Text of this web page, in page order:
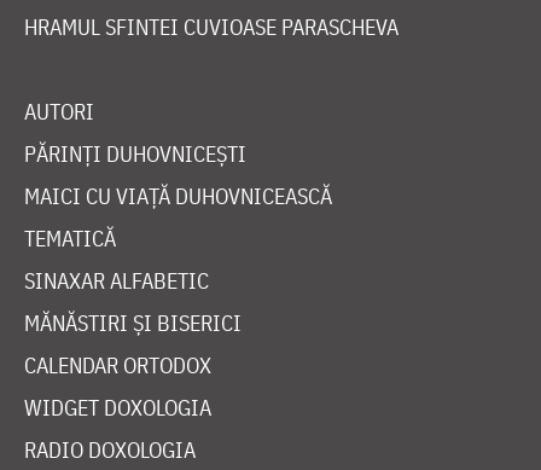
HRAMUL SFINTEI CUVIOASE PARASCHEVA
AUTORI
PĂRINȚI DUHOVNICEȘTI
MAICI CU VIAȚĂ DUHOVNICEASCĂ
TEMATICĂ
SINAXAR ALFABETIC
MĂNĂSTIRI ȘI BISERICI
CALENDAR ORTODOX
WIDGET DOXOLOGIA
RADIO DOXOLOGIA